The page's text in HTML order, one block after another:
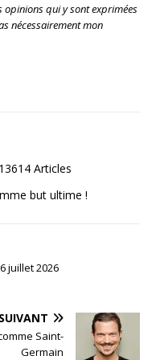
opinions qui y sont exprimées
nécessairement mon
13614 Articles
but ultime !
juillet 2026
SUIVANT
Saint-
Germain